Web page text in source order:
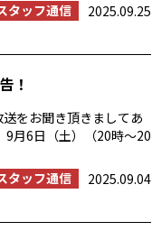
タッフ通信
2025.09.25
！
をお聞き頂きましてあ
9月6日（土）（20時〜20
タッフ通信
2025.09.04